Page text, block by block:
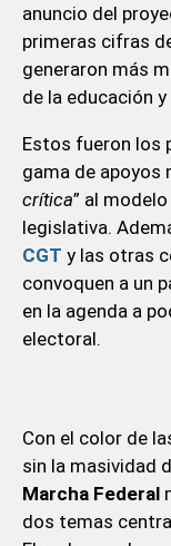
anuncio del
primeras cifras
generaron más
de la educación y
Estos fueron los
gama de apoyos
crítica” al
legislativa.
CGT y las otras
convoquen a un
en la agenda a
electoral.
Con el color de
sin la masividad
Marcha Federal
dos temas